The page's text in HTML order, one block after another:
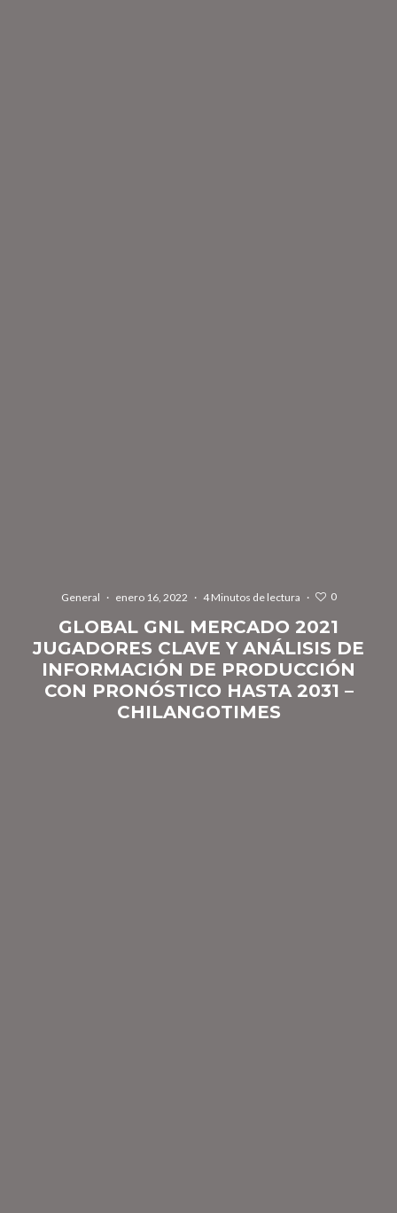
General · enero 16, 2022 · 4 Minutos de lectura · 0
GLOBAL GNL MERCADO 2021
JUGADORES CLAVE Y ANÁLISIS DE
INFORMACIÓN DE PRODUCCIÓN
CON PRONÓSTICO HASTA 2031 –
CHILANGOTIMES